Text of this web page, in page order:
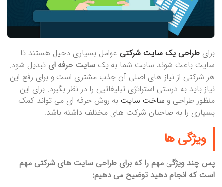
برای طراحی یک سایت شرکتی عوامل بسیاری دخیل هستند تا
سایت باعث شوند سایت شما به یک سایت حرفه ای تبدیل شود.
هر شرکتی از نیاز های اصلی آن جذب مشتری است و برای رفع این
نیاز باید به درستی استراتژی تبلیغاتیی را در نظر بگیرد. برای این
منظور طراحی و ساخت سایت به روش حرفه ای می تواند کمک
بسیاری را به صاحبان شرکت های مختلف داشته باشد.
ویژگی ها
پس چند ویژگی مهم را که برای طراحی سایت های شرکتی مهم
است که انجام دهید توضیح می دهیم: